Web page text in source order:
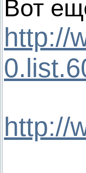
Вот
http://
http://